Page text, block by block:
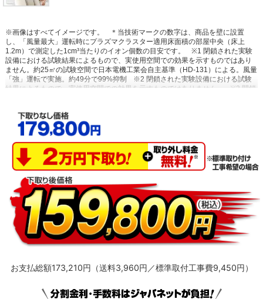
※画像はすべてイメージです。
＊当技術マークの数字は、商品を壁に設置
し、「風量最大」運転時にプラズマクラスター適用床面積の部屋中央（床上
1.2m）で測定した1cm³当たりのイオン個数の目安です。
※1 閉鎖された実験
設備における試験結果によるもので、実使用空間での効果を示すものではあり
ません。約25㎥の試験空間で日本電機工業会自主基準（HD-131）による。風量
「強」運転で実施。約49分で99%抑制
※2 閉鎖された実験設備における試験
結果によるもので、実使用空間での効果を示すものではありません。
※3 閉鎖
アコンでの試験結果ではありません。
果によるもので、実使用空間での効果を示すものではありません。試験方法：
タバコのニオイ成分を染み込ませた試験片で消臭効果を6段階臭気強度表示法に
て評価。結果：約55分で気にならないレベルまで消臭。
※5 14畳フローリン
グ試験室で同一体感温度となる設定において運転開始から1時間後の積算電力量
を比較。外気温35℃、季節夏、日射なし、エコ自動運転（503Wh）と通常冷房
運転・設定温度26℃（820Wh）の比較。
お支払総額173,210円（送料3,960円／標準取付工事費9,450円）